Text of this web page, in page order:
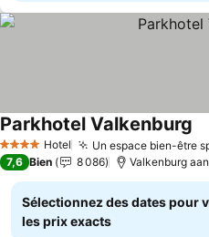
4 Étoiles Hotel Un espace bien-être
Parkhotel Valkenburg
7,6 Bien 8 086 Valkenburg
Sélectionnez des dates pour
les prix exacts